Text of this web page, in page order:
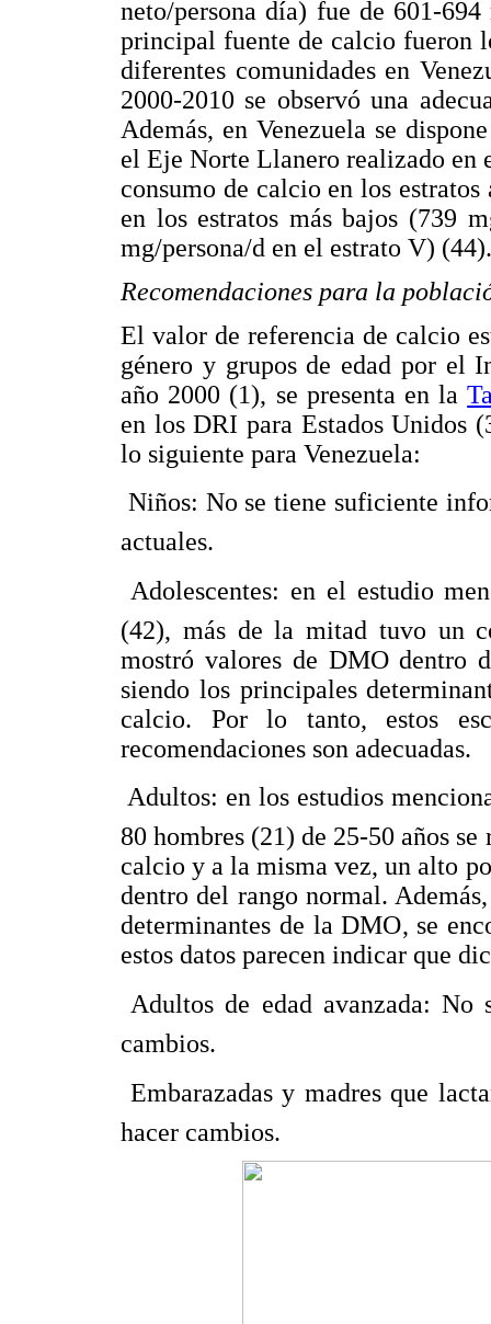
neto/persona día) fue de 601-
principal fuente de calcio fueron
diferentes comunidades en
2000-2010 se observó una
Además, en Venezuela se
el Eje Norte Llanero realizado en
consumo de calcio en los
en los estratos más bajos (739
mg/persona/d en el estrato V) (44).
Recomendaciones para la
El valor de referencia de calcio
género y grupos de edad por el
año 2000 (1), se presenta en la
en los DRI para Estados Unidos
lo siguiente para Venezuela:
 Niños: No se tiene suficiente
actuales.
 Adolescentes: en el estudio
(42), más de la mitad tuvo un
mostró valores de DMO dentro
siendo los principales
calcio. Por lo tanto, estos
recomendaciones son adecuadas.
 Adultos: en los estudios
80 hombres (21) de 25-50 años
calcio y a la misma vez, un alto
dentro del rango normal.
determinantes de la DMO, se
estos datos parecen indicar que
 Adultos de edad avanzada:
cambios.
 Embarazadas y madres que
hacer cambios.